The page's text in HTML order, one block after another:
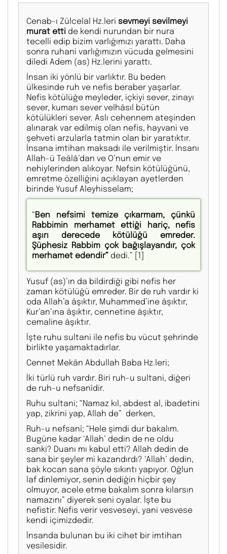
Cenab-ı Zülcelal Hz.leri sevmeyi sevilmeyi
murat etti de kendi nurundan bir nura
tecelli edip bizim varlığımızı yarattı. Daha
sonra ruhani varlığımızın vücuda gelmesini
diledi Adem (as) Hz.lerini yarattı.
İnsan iki yönlü bir varlıktır. Bu beden
ülkesinde ruh ve nefis beraber yaşarlar.
Nefis kötülüğe meyleder, içkiyi sever, zinayı
sever, kumarı sever velhâsıl bütün
kötülükleri sever. Aslı cehennem ateşinden
alınarak var edilmiş olan nefis, hayvani ve
şehveti arzularla tatmin olan bir yaratıktır.
İnsana imtihan maksadı ile verilmiştir. İnsanı
Allah-ü Teâlâ’dan ve O’nun emir ve
nehiylerinden alıkoyar. Nefsin kötülüğünü,
emretme özelliğini açıklayan ayetlerden
birinde Yusuf Aleyhisselam;
“Ben nefsimi temize çıkarmam, çünkü
Rabbimin merhamet ettiği hariç, nefis
aşırı derecede kötülüğü emreder.
Şüphesiz Rabbim çok bağışlayandır, çok
merhamet edendir” dedi.” [1]
Yusuf (as)’ın da bildirdiği gibi nefis her
zaman kötülüğü emreder. Bir de ruh vardır ki
oda Allah’a âşıktır, Muhammed’ine âşıktır,
Kur’an’ına âşıktır, cennetine âşıktır,
cemaline âşıktır.
İşte ruhu sultani ile nefis bu vücut şehrinde
birlikte yaşamaktadırlar.
Cennet Mekân Abdullah Baba Hz.leri;
İki türlü ruh vardır. Biri ruh-u sultani, diğeri
de ruh-u nefsanîdir.
Ruhu sultani; “Namaz kıl, abdest al, ibadetini
yap, zikrini yap, Allah de” derken,
Ruh-u nefsanî; “Hele şimdi dur bakalım.
Bugüne kadar ‘Allah’ dedin de ne oldu
sanki? Duanı mı kabul etti? Allah dedin de
sana bir şeyler mi kazandırdı? ‘Allah’ dedin,
bak kocan sana şöyle sıkıntı yapıyor. Oğlun
laf dinlemiyor, senin dediğin hiçbir şey
olmuyor, acele etme bakalım sonra kılarsın
namazını” diyerek seni oyalar. İşte bu
nefistir. Nefis verir vesveseyi, yani vesvese
kendi içimizdedir.
İnsanda bulunan bu iki cihet bir imtihan
vesilesidir.